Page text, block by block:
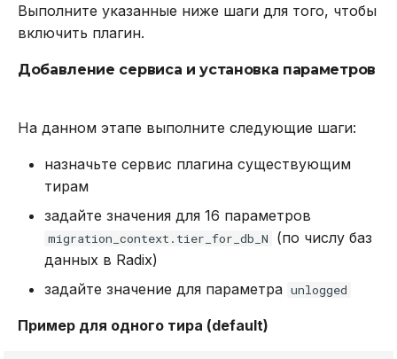
persist
pexpireat
pexpiretime
pttl
scan
Выполните указанные ниже шаги для того, чтобы
включить плагин.
Добавление сервиса и установка параметров
На данном этапе выполните следующие шаги:
назначьте сервис плагина существующим
тирам
задайте значения для 16 параметров
migration_context.tier_for_db_N
(по числу баз
данных в Radix)
задайте значение для параметра unlogged
Пример для одного тира (default)